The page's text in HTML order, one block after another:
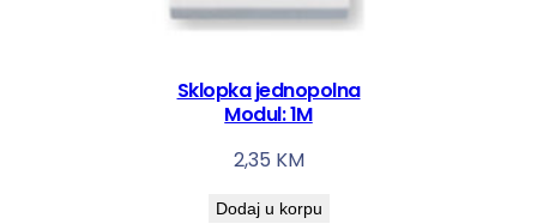
Sklopka jednopolna
Modul: 1M
2,35 KM
Dodaj u korpu